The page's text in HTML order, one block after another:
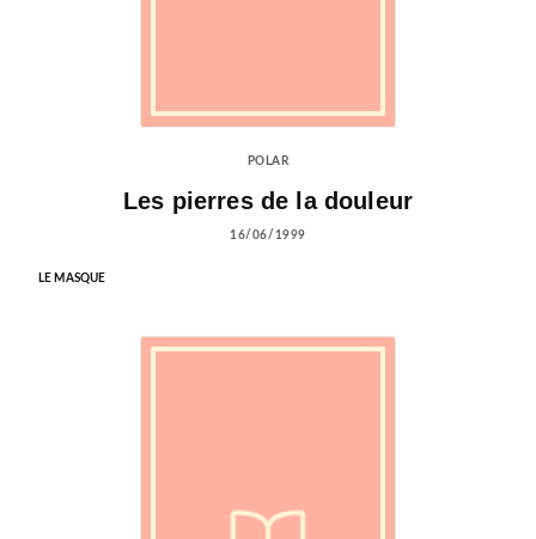
POLAR
Les pierres de la douleur
16/06/1999
LE MASQUE